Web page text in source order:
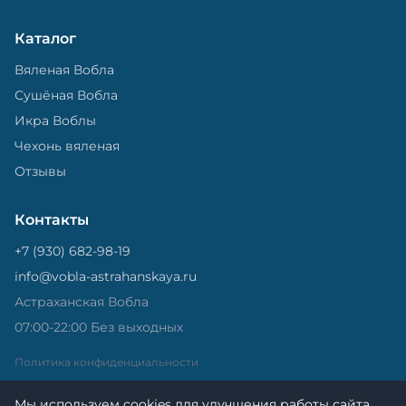
Каталог
Вяленая Вобла
Сушёная Вобла
Икра Воблы
Чехонь вяленая
Отзывы
Контакты
+7 (930) 682-98-19
info@vobla-astrahanskaya.ru
Астраханская Вобла
07:00-22:00 Без выходных
Политика конфиденциальности